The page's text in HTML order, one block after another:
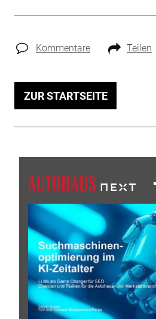
Kommentare Teilen
ZUR STARTSEITE